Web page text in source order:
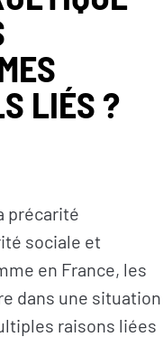
LIÉS ?
précarité
sociale et
en France, les
dans une situation
raisons liées